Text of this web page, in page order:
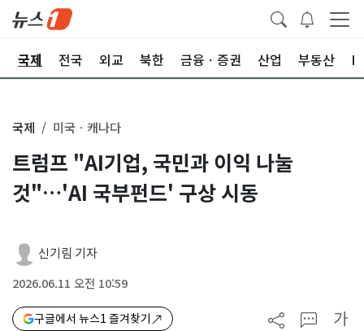
국제 전국 외교 북한 금융ㆍ증권 산업 부동산
국제 미국ㆍ캐나다
트럼프 "AI기업, 국민과 이익 나눌
것"…'AI 국부펀드' 구상 시동
신기림 기자
2026.06.11 오전 10:59
구글에서 뉴스1 즐겨찾기 가